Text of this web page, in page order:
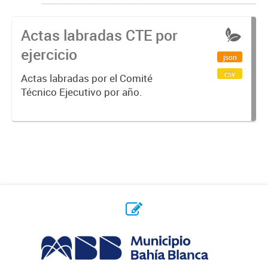
Actas labradas CTE por
ejercicio
Actas labradas por el Comité
Técnico Ejecutivo por año.
json
csv